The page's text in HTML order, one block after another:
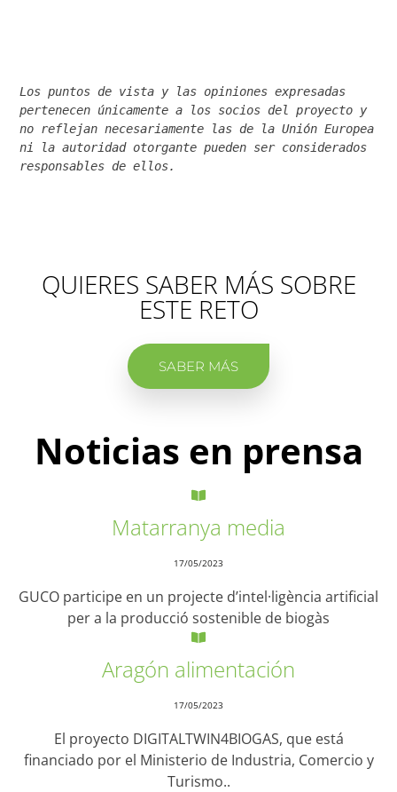
Los puntos de vista y las opiniones expresadas
pertenecen únicamente a los socios del proyecto y
no reflejan necesariamente las de la Unión Europea
ni la autoridad otorgante pueden ser considerados
responsables de ellos.
QUIERES SABER MÁS SOBRE
ESTE RETO
SABER MÁS
Noticias en prensa
Matarranya media
17/05/2023
GUCO participe en un projecte d’intel·ligència artificial
per a la producció sostenible de biogàs
Aragón alimentación
17/05/2023
El proyecto DIGITALTWIN4BIOGAS, que está
financiado por el Ministerio de Industria, Comercio y
Turismo..